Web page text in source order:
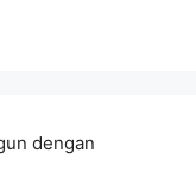
dengan